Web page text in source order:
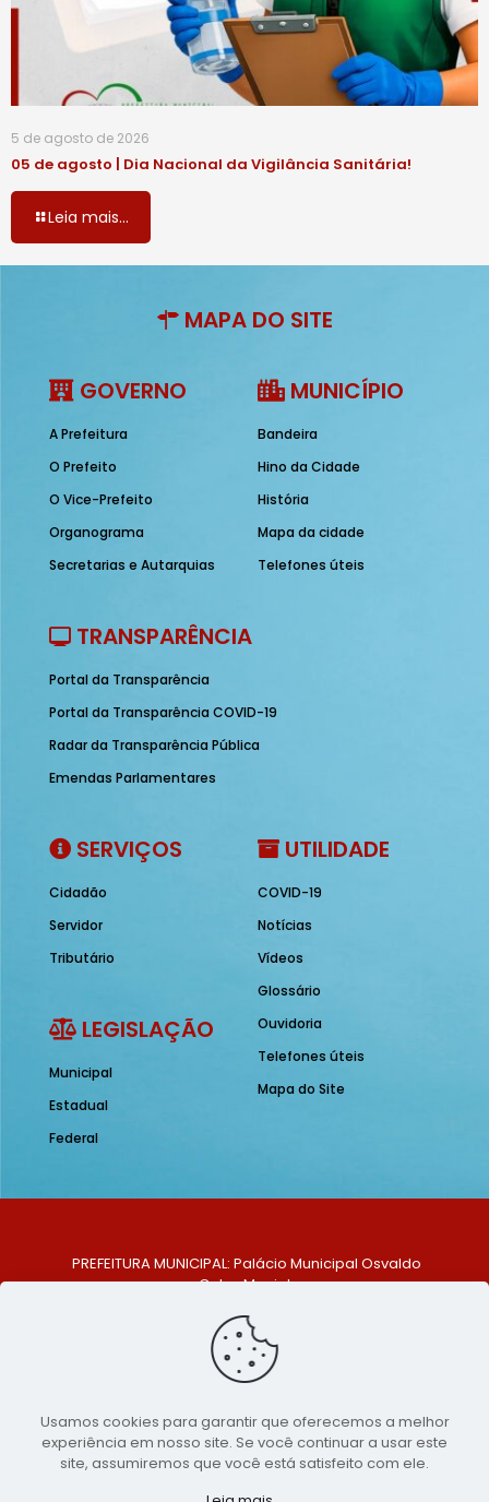
5 de agosto de 2026
05 de agosto | Dia Nacional da Vigilância Sanitária!
Leia mais...
MAPA DO SITE
GOVERNO
A Prefeitura
O Prefeito
O Vice-Prefeito
Organograma
Secretarias e Autarquias
MUNICÍPIO
Bandeira
Hino da Cidade
História
Mapa da cidade
Telefones úteis
TRANSPARÊNCIA
Portal da Transparência
Portal da Transparência COVID-19
Radar da Transparência Pública
Emendas Parlamentares
SERVIÇOS
Cidadão
Servidor
Tributário
LEGISLAÇÃO
Municipal
Estadual
Federal
UTILIDADE
COVID-19
Notícias
Vídeos
Glossário
Ouvidoria
Telefones úteis
Mapa do Site
PREFEITURA MUNICIPAL: Palácio Municipal Osvaldo
Celso Maciel
Centro, São Bento do Una - PE. CEP: 553370-128
TELEFONE: (81) 99548-1569
E-MAIL: ouvidoria@saobentodouna.pe.gov.br
Copyright 2021-2026 - Assessoria de Comunicação da
Prefeitura de São Bento do Una - PE
Usamos cookies para garantir que oferecemos a melhor
experiência em nosso site. Se você continuar a usar este
site, assumiremos que você está satisfeito com ele.